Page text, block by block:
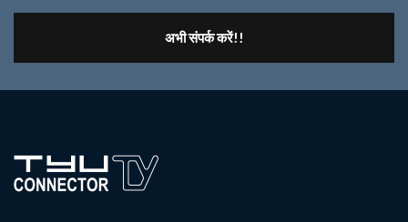
अभी संपर्क करें!!